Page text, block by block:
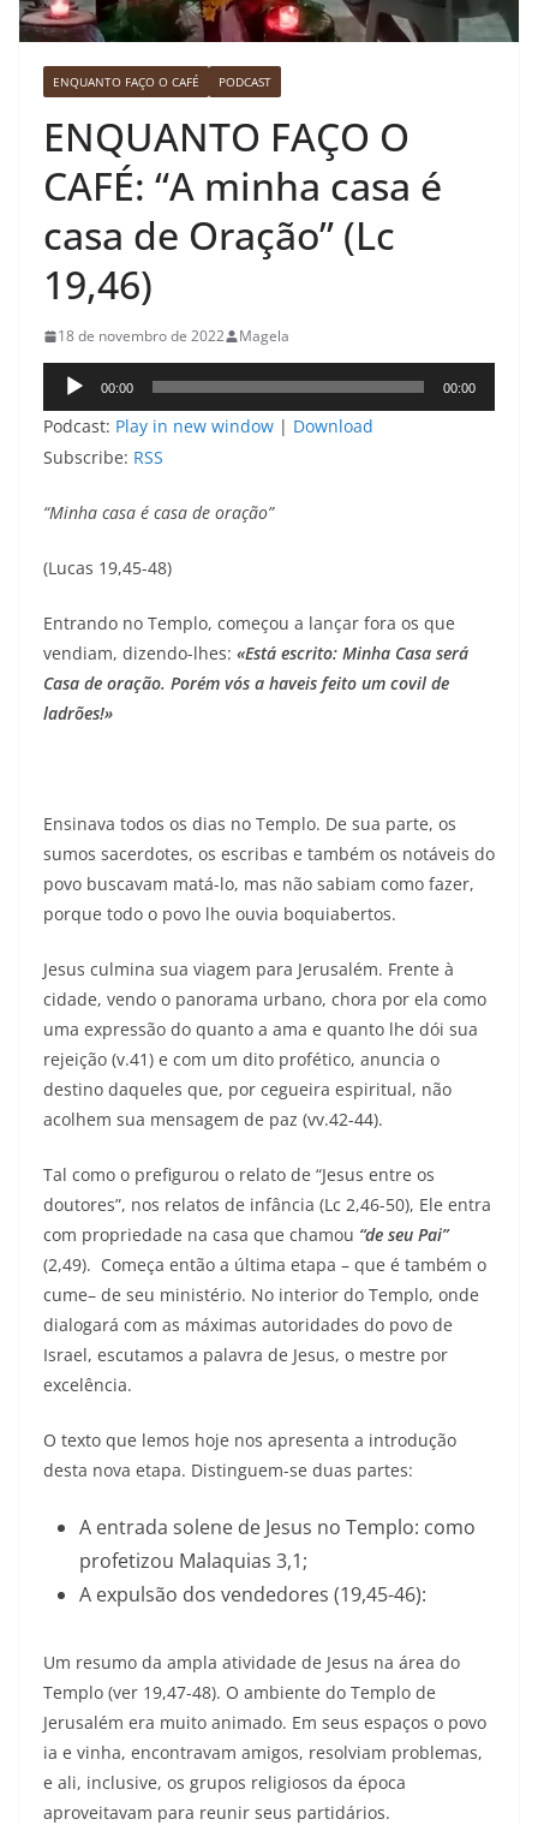
ENQUANTO FAÇO O CAFÉ PODCAST
ENQUANTO FAÇO O
CAFÉ: “A minha casa é
casa de Oração” (Lc
19,46)
18 de novembro de 2022 Magela
Tocador
de
áudio
00:00 00:00
Podcast: Play in new window | Download
Subscribe: RSS
“Minha casa é casa de oração”
(Lucas 19,45-48)
Entrando no Templo, começou a lançar fora os que
vendiam, dizendo-lhes: «Está escrito: Minha Casa será
Casa de oração. Porém vós a haveis feito um covil de
ladrões!»
Ensinava todos os dias no Templo. De sua parte, os
sumos sacerdotes, os escribas e também os notáveis do
povo buscavam matá-lo, mas não sabiam como fazer,
porque todo o povo lhe ouvia boquiabertos.
Jesus culmina sua viagem para Jerusalém. Frente à
cidade, vendo o panorama urbano, chora por ela como
uma expressão do quanto a ama e quanto lhe dói sua
rejeição (v.41) e com um dito profético, anuncia o
destino daqueles que, por cegueira espiritual, não
acolhem sua mensagem de paz (vv.42-44).
Tal como o prefigurou o relato de “Jesus entre os
doutores”, nos relatos de infância (Lc 2,46-50), Ele entra
com propriedade na casa que chamou “de seu Pai”
(2,49). Começa então a última etapa – que é também o
cume– de seu ministério. No interior do Templo, onde
dialogará com as máximas autoridades do povo de
Israel, escutamos a palavra de Jesus, o mestre por
excelência.
O texto que lemos hoje nos apresenta a introdução
desta nova etapa. Distinguem-se duas partes:
A entrada solene de Jesus no Templo: como
profetizou Malaquias 3,1;
A expulsão dos vendedores (19,45-46):
Um resumo da ampla atividade de Jesus na área do
Templo (ver 19,47-48). O ambiente do Templo de
Jerusalém era muito animado. Em seus espaços o povo
ia e vinha, encontravam amigos, resolviam problemas,
e ali, inclusive, os grupos religiosos da época
aproveitavam para reunir seus partidários.